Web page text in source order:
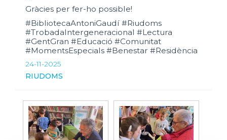
Gràcies per fer-ho possible!
#BibliotecaAntoniGaudí #Riudoms
#TrobadaIntergeneracional #Lectura
#GentGran #Educació #Comunitat
#MomentsEspecials #Benestar #Residència
24-11-2025
RIUDOMS